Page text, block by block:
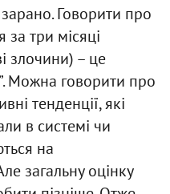
Говорити про
за три місяці
злочини) – це
Можна говорити про
тенденції, які
в системі чи
на
загальну оцінку